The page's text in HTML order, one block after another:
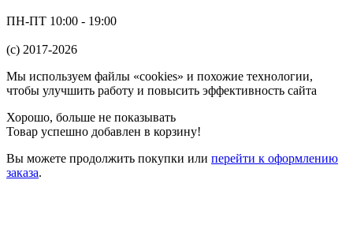
ПН-ПТ 10:00 - 19:00
(c) 2017-2026
Мы используем файлы «cookies» и похожие технологии,
чтобы улучшить работу и повысить эффективность сайта
Хорошо, больше не показывать
Товар успешно добавлен в корзину!
Вы можете продолжить покупки или перейти к оформлению
заказа.